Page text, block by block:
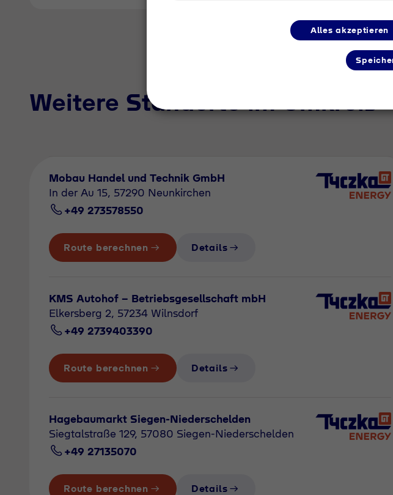
Weitere Standorte im Umkreis
Mobau Handel und Technik GmbH
In der Au 15, 57290 Neunkirchen
+49 273578550
Route berechnen Details
KMS Autohof - Betriebsgesellschaft mbH
Elkersberg 2, 57234 Wilnsdorf
+49 2739403390
Route berechnen Details
Hagebaumarkt Siegen-Niederschelden
Siegtalstraße 129, 57080 Siegen-Niederschelden
+49 27135070
Route berechnen Details
Alles akzeptieren